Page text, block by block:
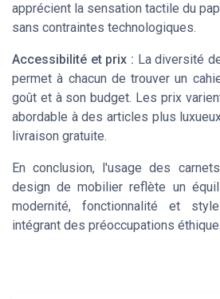
apprécient la sensation tactile du
sans contraintes technologiques.
Accessibilité et prix : La diversité
permet à chacun de trouver un
goût et à son budget. Les prix
abordable à des articles plus
livraison gratuite.
En conclusion, l'usage des
design de mobilier reflète un
modernité, fonctionnalité et
intégrant des préoccupations